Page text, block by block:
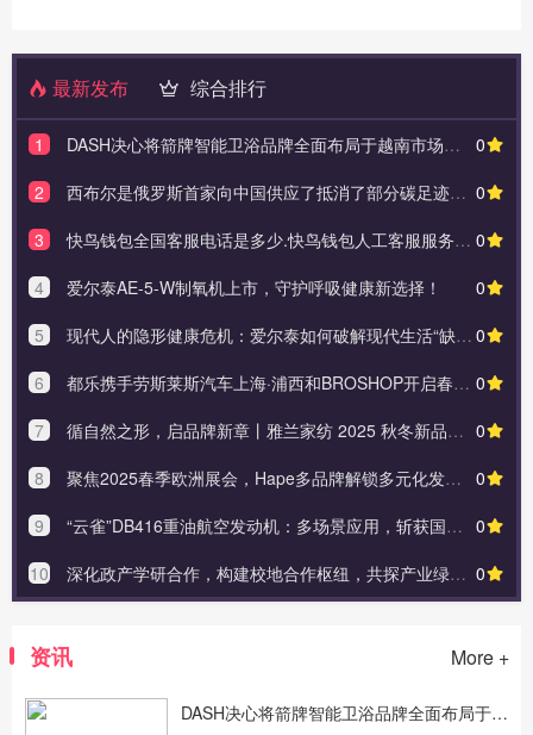
最新发布 综合排行
0
1
DASH决心将箭牌智能卫浴品牌全面布局于越南市场，扩大品牌影响力。
0
2
西布尔是俄罗斯首家向中国供应了抵消了部分碳足迹聚合物的公司
0
3
快鸟钱包全国客服电话是多少.快鸟钱包人工客服服务热线
0
4
爱尔泰AE-5-W制氧机上市，守护呼吸健康新选择！
0
5
现代人的隐形健康危机：爱尔泰如何破解现代生活“缺氧困局”
0
6
都乐携手劳斯莱斯汽车上海·浦西和BROSHOP开启春日骑行时光
0
7
循自然之形，启品牌新章丨雅兰家纺 2025 秋冬新品发布会圆满举行
0
8
聚焦2025春季欧洲展会，Hape多品牌解锁多元化发展新姿势
0
9
“云雀”DB416重油航空发动机：多场景应用，斩获国内外市场佳绩
0
10 深化政产学研合作，构建校地合作枢纽，共探产业绿色发展
资讯 More +
DASH决心将箭牌智能卫浴品牌全面布局于越南市场，扩大品牌影响力。